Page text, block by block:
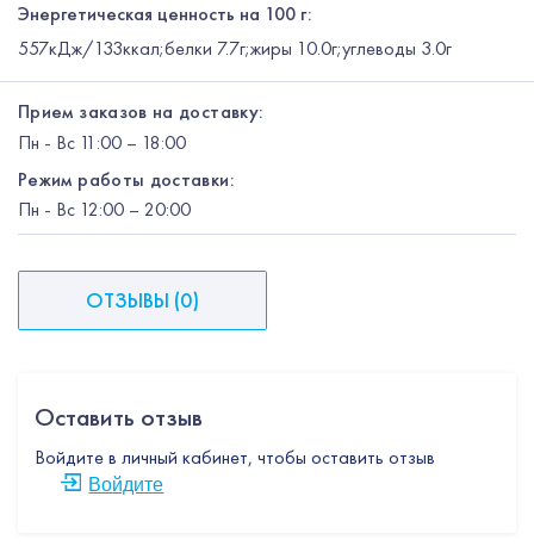
Энергетическая ценность на 100 г:
557кДж/133ккал;белки 7.7г;жиры 10.0г;углеводы 3.0г
Прием заказов на доставку:
Пн - Вс 11:00 – 18:00
Режим работы доставки:
Пн - Вс 12:00 – 20:00
ОТЗЫВЫ (0)
Оставить отзыв
Войдите в личный кабинет, чтобы оставить отзыв
Войдите